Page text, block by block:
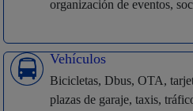
organización de eventos,
Vehículos
Bicicletas, Dbus, OTA,
plazas de garaje, taxis,